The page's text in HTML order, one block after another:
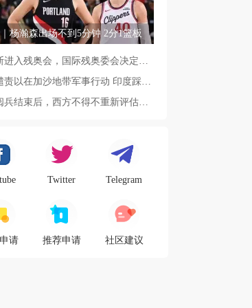
杨瀚森出场不到5分钟 2分1篮板
Twitter Telegram
请 推荐申请 社区建议